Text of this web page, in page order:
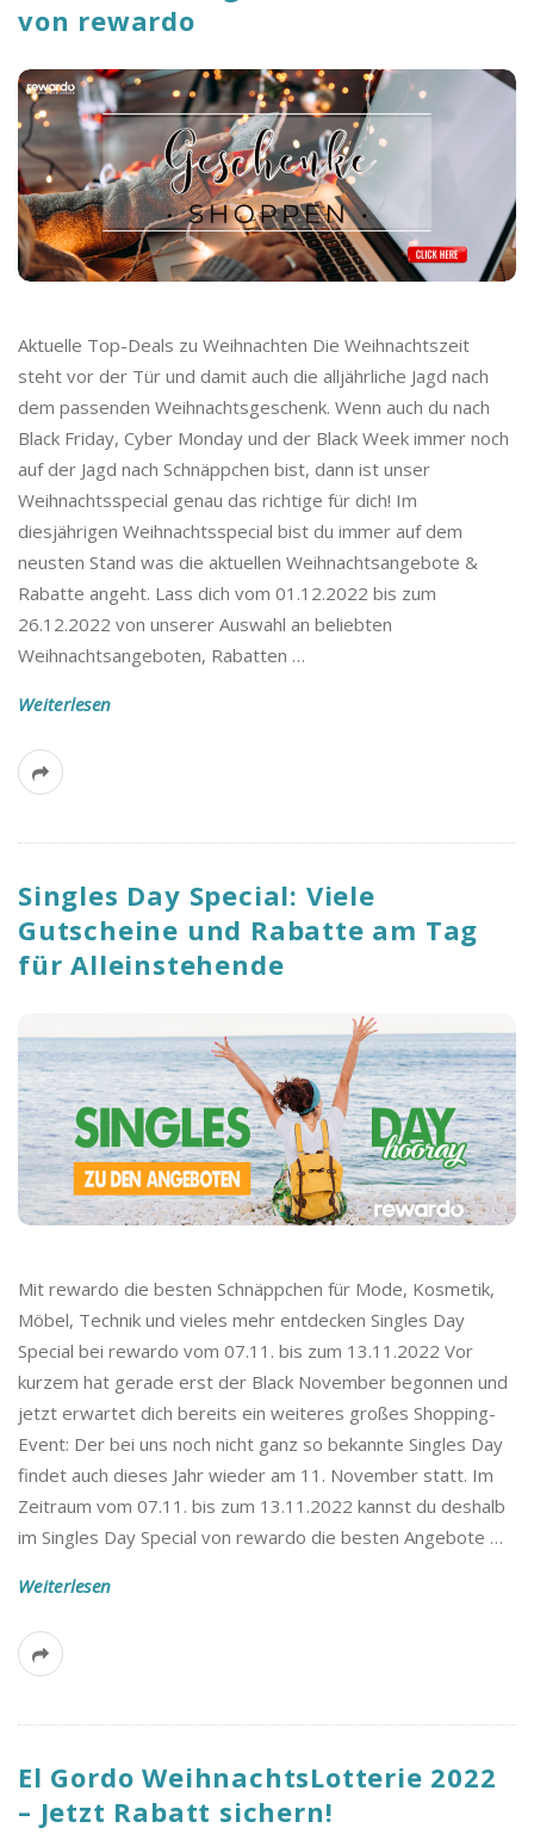
von rewardo
Aktuelle Top-Deals zu Weihnachten Die Weihnachtszeit
steht vor der Tür und damit auch die alljährliche Jagd nach
dem passenden Weihnachtsgeschenk. Wenn auch du nach
Black Friday, Cyber Monday und der Black Week immer noch
auf der Jagd nach Schnäppchen bist, dann ist unser
Weihnachtsspecial genau das richtige für dich! Im
diesjährigen Weihnachtsspecial bist du immer auf dem
neusten Stand was die aktuellen Weihnachtsangebote &
Rabatte angeht. Lass dich vom 01.12.2022 bis zum
26.12.2022 von unserer Auswahl an beliebten
Weihnachtsangeboten, Rabatten …
Weiterlesen
Singles Day Special: Viele
Gutscheine und Rabatte am Tag
für Alleinstehende
Mit rewardo die besten Schnäppchen für Mode, Kosmetik,
Möbel, Technik und vieles mehr entdecken Singles Day
Special bei rewardo vom 07.11. bis zum 13.11.2022 Vor
kurzem hat gerade erst der Black November begonnen und
jetzt erwartet dich bereits ein weiteres großes Shopping-
Event: Der bei uns noch nicht ganz so bekannte Singles Day
findet auch dieses Jahr wieder am 11. November statt. Im
Zeitraum vom 07.11. bis zum 13.11.2022 kannst du deshalb
im Singles Day Special von rewardo die besten Angebote …
Weiterlesen
El Gordo WeihnachtsLotterie 2022
– Jetzt Rabatt sichern!